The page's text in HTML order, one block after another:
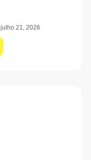
julho 21, 2026